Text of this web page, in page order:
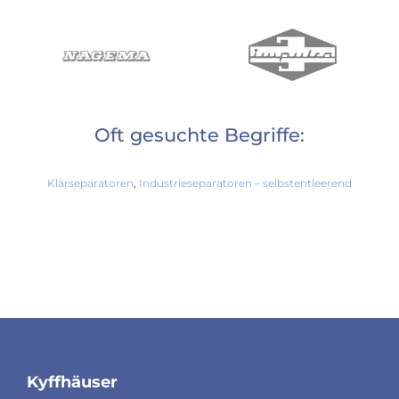
Oft gesuchte Begriffe:
Klärseparatoren, Industrieseparatoren – selbstentleerend
Kyffhäuser